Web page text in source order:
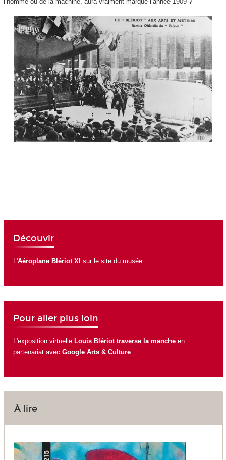
Découvir
L'Aéroplane Blériot XI sur le site du musée
Pour aller plus loin
L'exposition virtuelle Louis Blériot traverse la mancheen
partenariat avec Google Arts & Culture
À lire